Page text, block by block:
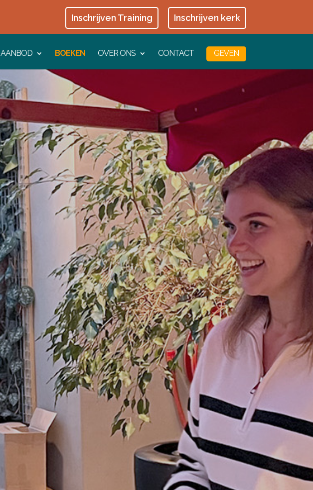
Inschrijven Training Inschrijven kerk
AANBOD BOEKEN OVER ONS CONTACT GEVEN